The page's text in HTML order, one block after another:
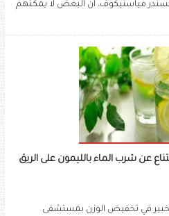
مياسنيكوف، أن البعض لا يمكنهم
عن شرب الماء بالليمون على الريق
في تخفيض الوزن بمستشفى